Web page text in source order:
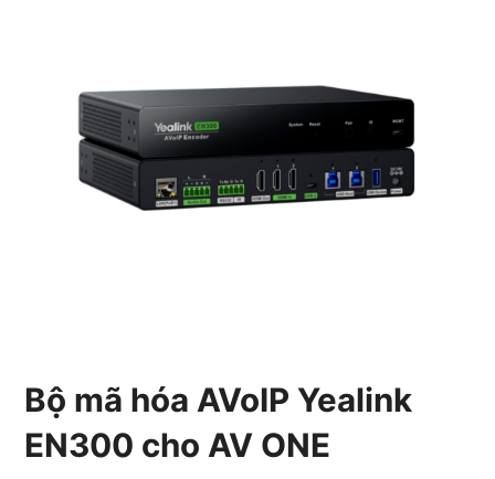
Bộ mã hóa AVoIP Yealink
EN300 cho AV ONE